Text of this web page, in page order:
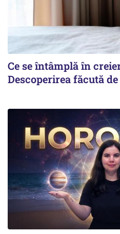
Ce se întâmplă în
Descoperirea făcută